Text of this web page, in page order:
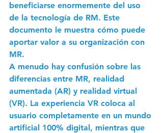
beneficiarse enormemente del uso
de la tecnología de RM. Este
documento le muestra cómo puede
aportar valor a su organización con
MR.
A menudo hay confusión sobre las
diferencias entre MR, realidad
aumentada (AR) y realidad virtual
(VR). La experiencia VR coloca al
usuario completamente en un mundo
artificial 100% digital, mientras que